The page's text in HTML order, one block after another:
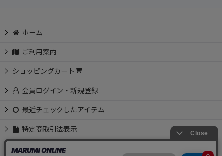
ホーム
ご利用案内
ショッピングカート
会員ログイン・新規登録
最近チェックしたアイテム
特定商取引法表示
お問い合わせ